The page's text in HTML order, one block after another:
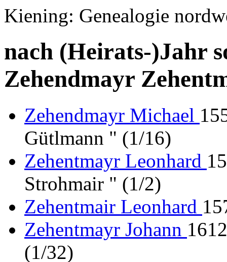
Kiening: Genealogie
nach (Heirats-)Jahr
Zehendmayr
Zehendmayr Michael
Gütlmann " (1/16)
Zehentmayr Leonhard
Strohmair " (1/2)
Zehentmair Leonhard
Zehentmayr Johann
(1/32)